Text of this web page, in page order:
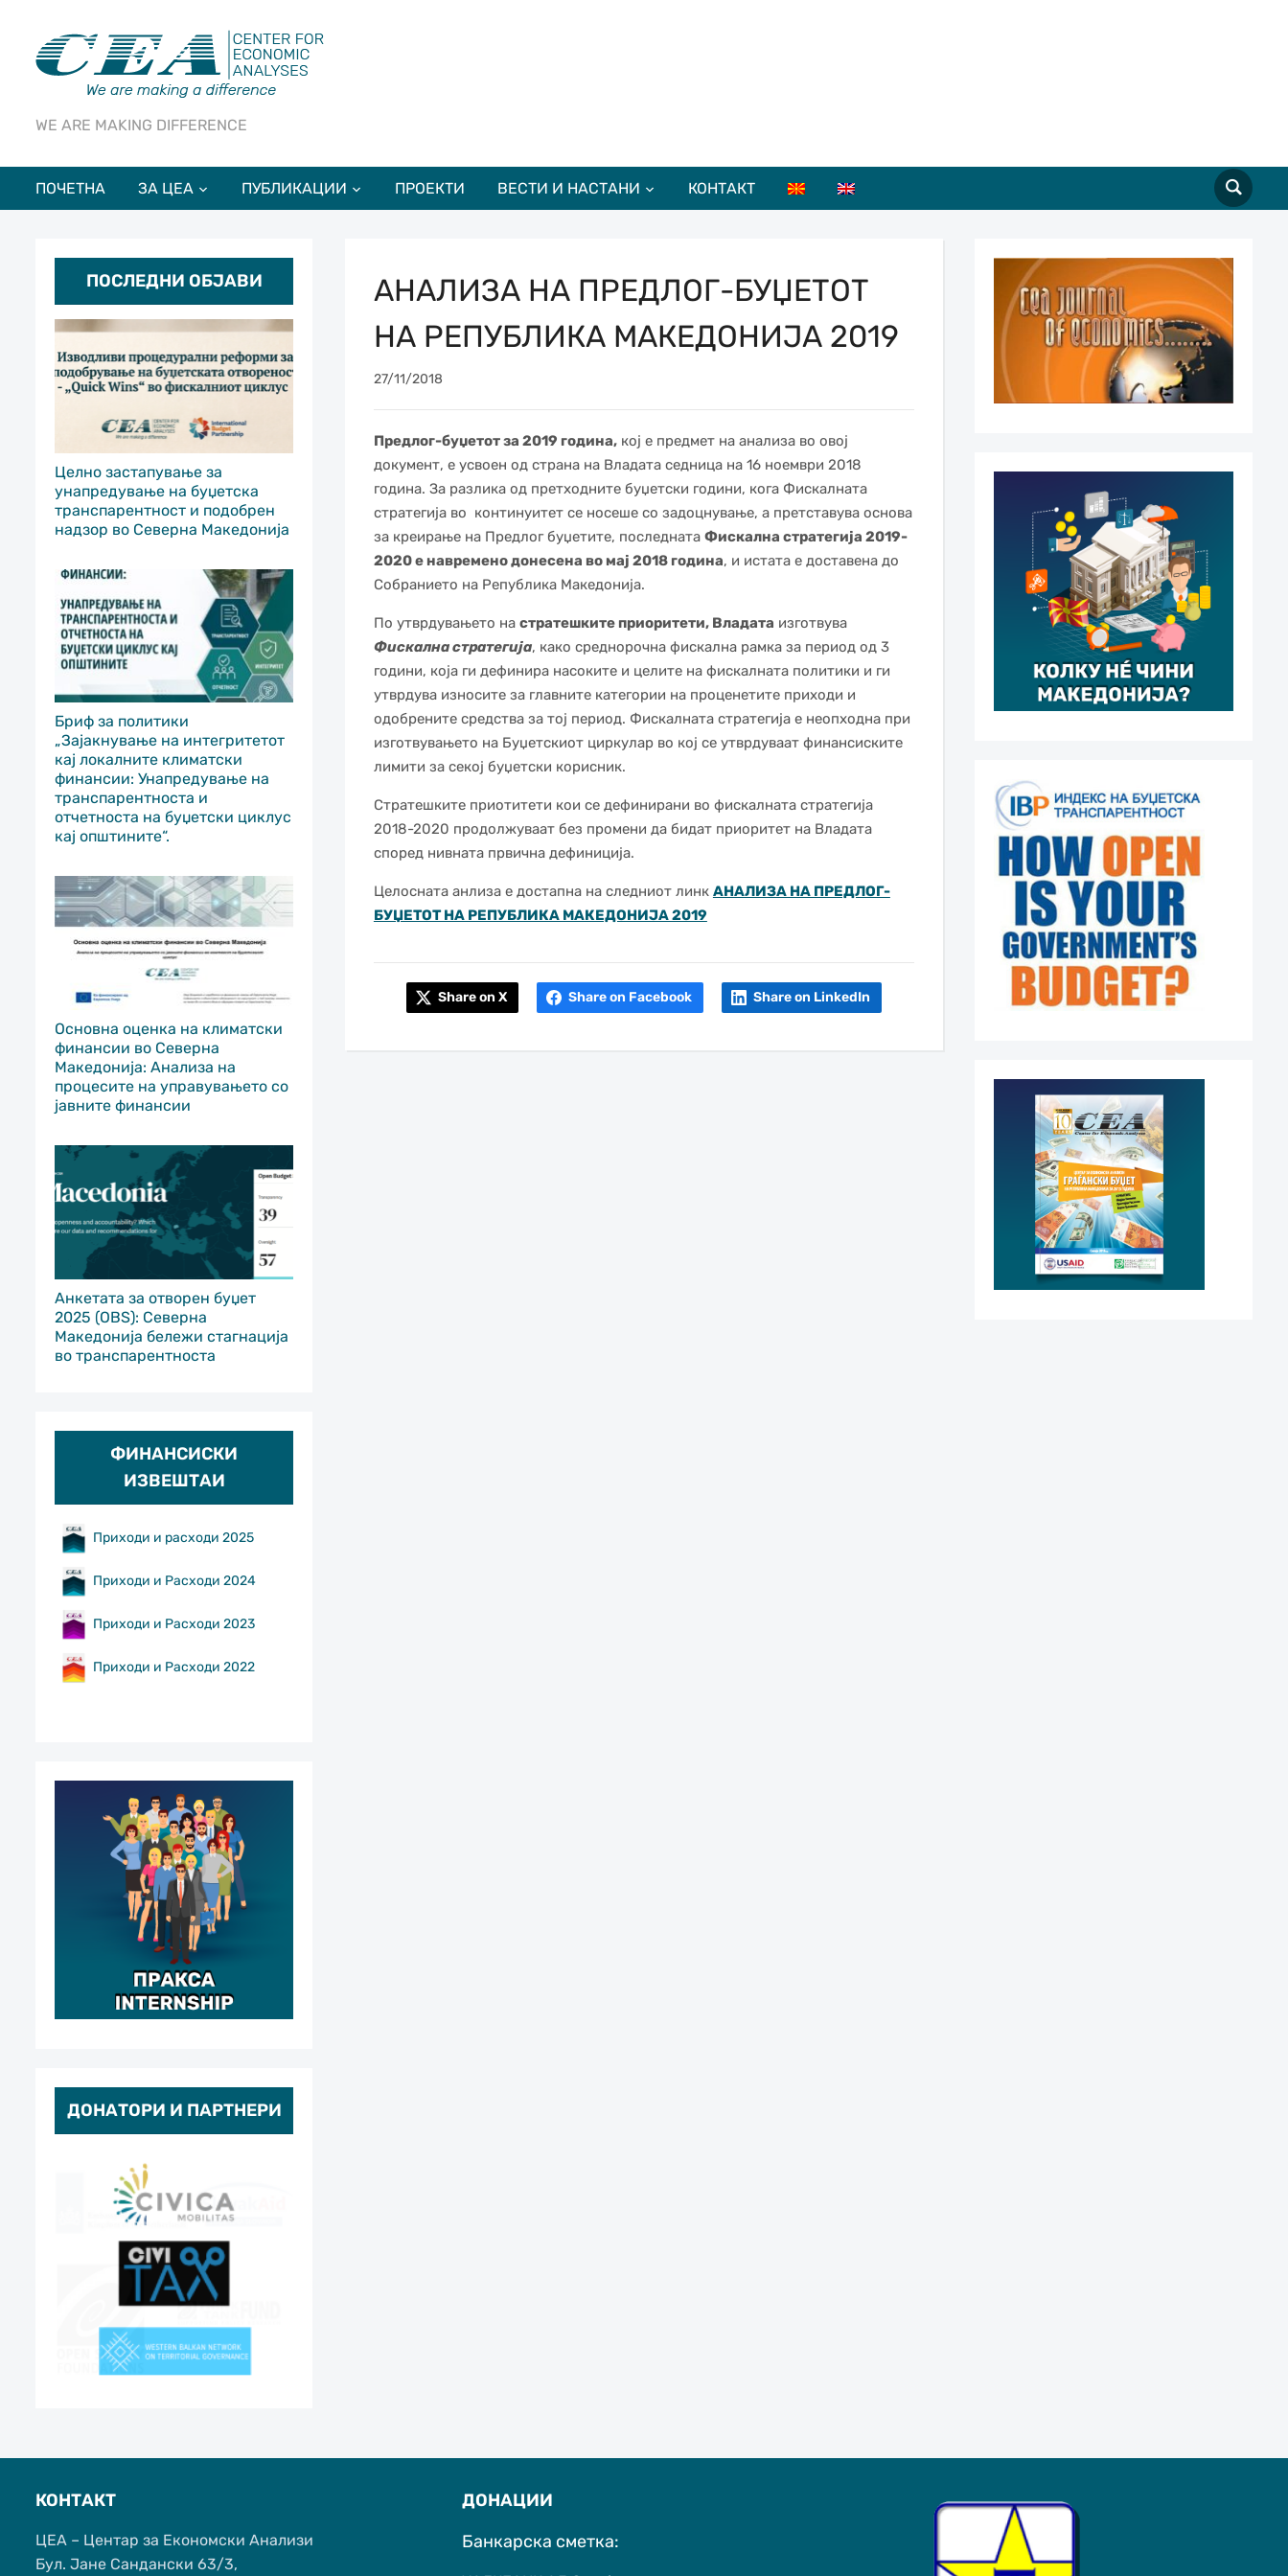
WE ARE MAKING DIFFERENCE
ПОЧЕТНА ЗА ЦЕА ПУБЛИКАЦИИ ПРОЕКТИ ВЕСТИ И НАСТАНИ КОНТАКТ
ПОСЛЕДНИ ОБЈАВИ
Целно застапување за
унапредување на буџетска
транспарентност и подобрен
надзор во Северна Македонија
Бриф за политики
„Зајакнување на интегритетот
кај локалните климатски
финансии: Унапредување на
транспарентноста и
отчетноста на буџетски циклус
кај општините“.
Основна оценка на климатски
финансии во Северна
Македонија: Анализа на
процесите на управувањето со
јавните финансии
Анкетата за отворен буџет
2025 (OBS): Северна
Македонија бележи стагнација
во транспарентноста
ФИНАНСИСКИ
ИЗВЕШТАИ
Приходи и расходи 2025
Приходи и Расходи 2024
Приходи и Расходи 2023
Приходи и Расходи 2022
ДОНАТОРИ И ПАРТНЕРИ
АНАЛИЗА НА ПРЕДЛОГ-БУЏЕТОТ
НА РЕПУБЛИКА МАКЕДОНИЈА 2019
27/11/2018
Предлог-буџетот за 2019 година,кој е предмет на анализа во овој
документ, е усвоен од страна на Владата седница на 16 ноември 2018
година. За разлика од претходните буџетски години, кога Фискалната
стратегија во континуитет се носеше со задоцнување, а претставува основа
за креирање на Предлог буџетите, последната Фискална стратегија 2019-
2020 е навремено донесена во мај 2018 година, и истата е доставена до
Собранието на Република Македонија.
По утврдувањето на стратешките приоритети, Владата изготвува
Фискална стратегија, како среднорочна фискална рамка за период од 3
години, која ги дефинира насоките и целите на фискалната политики и ги
утврдува износите за главните категории на проценетите приходи и
одобрените средства за тој период. Фискалната стратегија е неопходна при
изготвувањето на Буџетскиот циркулар во кој се утврдуваат финансиските
лимити за секој буџетски корисник.
Стратешките приотитети кои се дефинирани во фискалната стратегија
2018-2020 продолжуваат без промени да бидат приоритет на Владата
според нивната првична дефиниција.
Целосната анлиза е достапна на следниот линк АНАЛИЗА НА ПРЕДЛОГ-
БУЏЕТОТ НА РЕПУБЛИКА МАКЕДОНИЈА 2019
Share on X Share on Facebook Share on LinkedIn
КОНТАКТ
ЦЕА – Центар за Економски Анализи
Бул. Јане Сандански 63/3,
ДОНАЦИИ
Банкарска сметка: